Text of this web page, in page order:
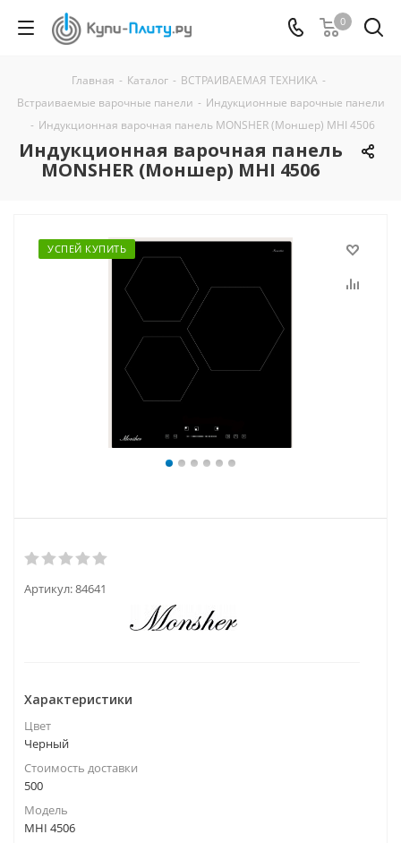
0
Главная - Каталог - ВСТРАИВАЕМАЯ ТЕХНИКА -
Встраиваемые варочные панели - Индукционные варочные панели
- Индукционная варочная панель MONSHER (Моншер) MHI 4506
Индукционная варочная панель
MONSHER (Моншер) MHI 4506
УСПЕЙ КУПИТЬ
Артикул:84641
Характеристики
Цвет
Черный
Стоимость доставки
500
Модель
MHI 4506